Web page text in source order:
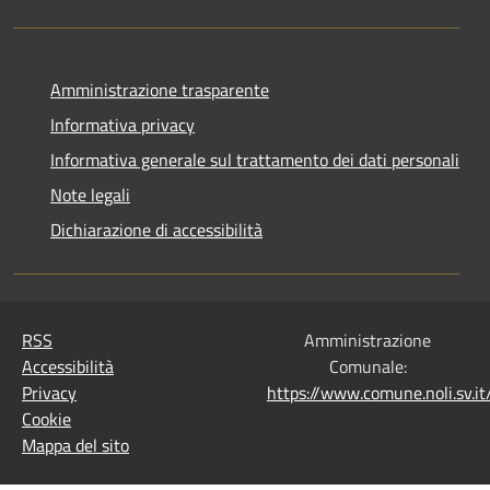
Amministrazione trasparente
Informativa privacy
Informativa generale sul trattamento dei dati personali
Note legali
Dichiarazione di accessibilità
RSS
Accessibilità
Privacy
Cookie
Mappa del sito
Amministrazione
Comunale:
https://